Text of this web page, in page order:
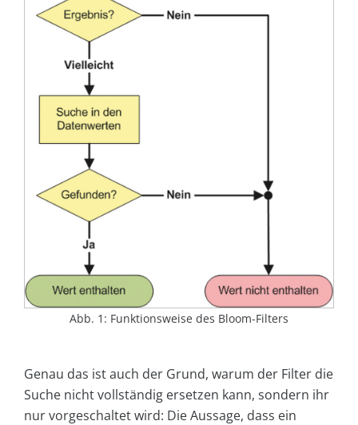
Abb. 1: Funktionsweise des Bloom-Filters
Genau das ist auch der Grund, warum der Filter die
Suche nicht vollständig ersetzen kann, sondern ihr
nur vorgeschaltet wird: Die Aussage, dass ein